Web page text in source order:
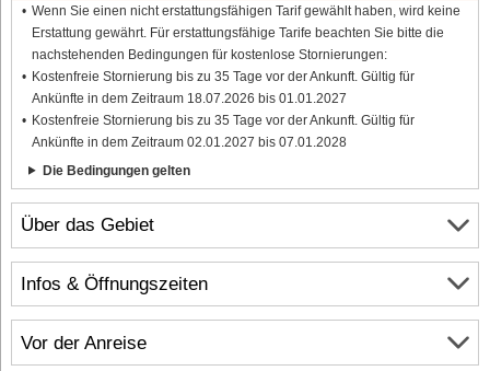
Über das Gebiet
Infos & Öffnungszeiten
Vor der Anreise
Wenn Sie einen nicht erstattungsfähigen Tarif gewählt haben, wird keine
Erstattung gewährt. Für erstattungsfähige Tarife beachten Sie bitte die
nachstehenden Bedingungen für kostenlose Stornierungen:
Kostenfreie Stornierung bis zu 35 Tage vor der Ankunft. Gültig für
Ankünfte in dem Zeitraum 18.07.2026 bis 01.01.2027
Kostenfreie Stornierung bis zu 35 Tage vor der Ankunft. Gültig für
Ankünfte in dem Zeitraum 02.01.2027 bis 07.01.2028
Die Bedingungen gelten